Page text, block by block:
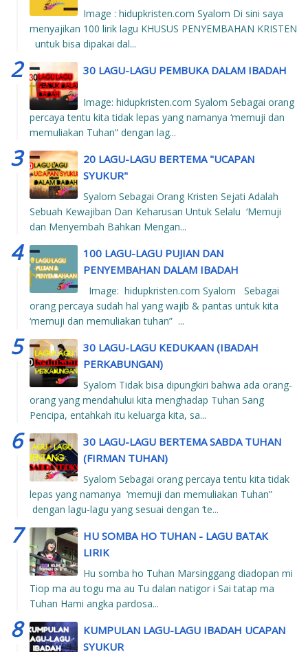
Image : hidupkristen.com Syalom Di sini saya
menyajikan 100 lirik lagu KHUSUS PENYEMBAHAN KRISTEN
untuk bisa dipakai dal...
30 LAGU-LAGU PEMBUKA DALAM IBADAH
Image: hidupkristen.com Syalom Sebagai orang
percaya tentu kita tidak lepas yang namanya ‘memuji dan
memuliakan Tuhan” dengan lag...
20 LAGU-LAGU BERTEMA "UCAPAN
SYUKUR"
Syalom Sebagai Orang Kristen Sejati Adalah
Sebuah Kewajiban Dan Keharusan Untuk Selalu ‘Memuji
dan Menyembah Bahkan Mengan...
100 LAGU-LAGU PUJIAN DAN
PENYEMBAHAN DALAM IBADAH
Image: hidupkristen.com Syalom Sebagai
orang percaya sudah hal yang wajib & pantas untuk kita
‘memuji dan memuliakan tuhan” ...
30 LAGU-LAGU KEDUKAAN (IBADAH
PERKABUNGAN)
Syalom Tidak bisa dipungkiri bahwa ada orang-
orang yang mendahului kita menghadap Tuhan Sang
Pencipa, entahkah itu keluarga kita, sa...
30 LAGU-LAGU BERTEMA SABDA TUHAN
(FIRMAN TUHAN)
Syalom Sebagai orang percaya tentu kita tidak
lepas yang namanya ‘memuji dan memuliakan Tuhan”
dengan lagu-lagu yang sesuai dengan ‘te...
HU SOMBA HO TUHAN - LAGU BATAK
LIRIK
Hu somba ho Tuhan Marsinggang diadopan mi
Tiop ma au togu ma au Tu dalan natigor i Sai tatap ma
Tuhan Hami angka pardosa...
KUMPULAN LAGU-LAGU IBADAH UCAPAN
SYUKUR